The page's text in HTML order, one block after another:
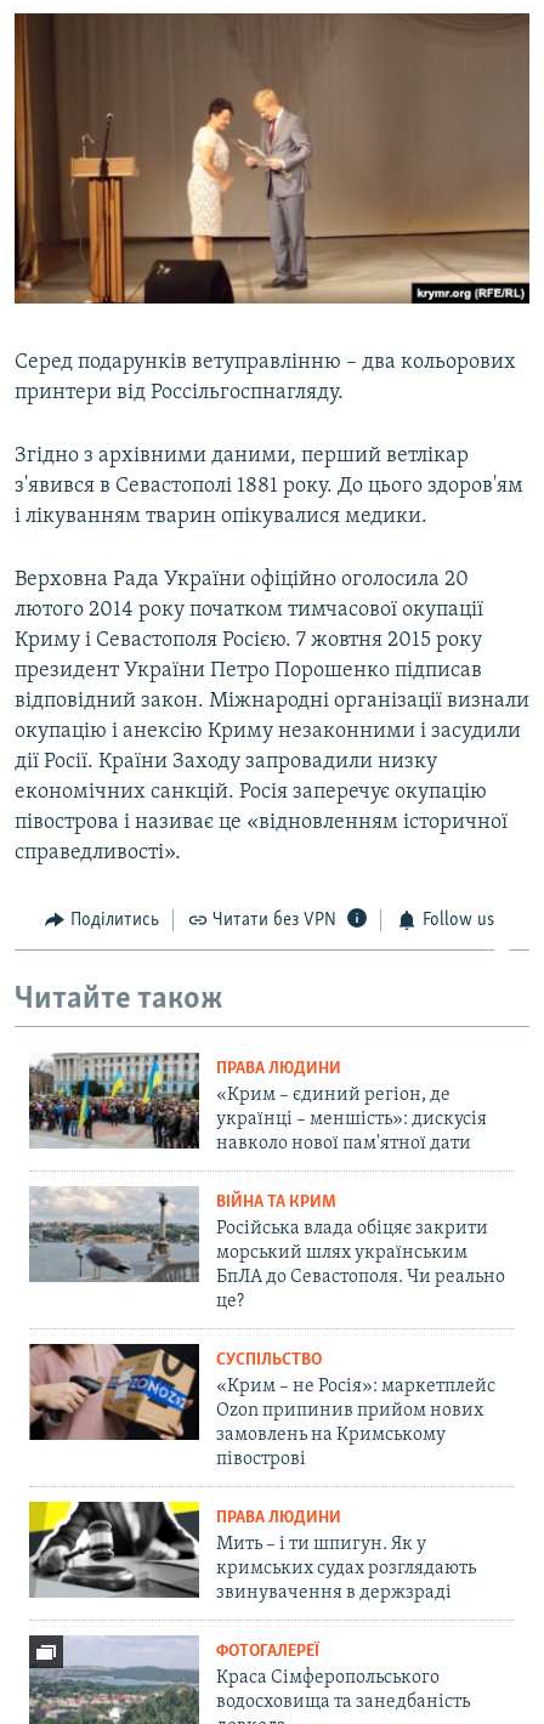
Серед подарунків ветуправлінню – два кольорових
принтери від Россільгоспнагляду.
Згідно з архівними даними, перший ветлікар
з'явився в Севастополі 1881 року. До цього здоров'ям
і лікуванням тварин опікувалися медики.
Верховна Рада України офіційно оголосила 20
лютого 2014 року початком тимчасової окупації
Криму і Севастополя Росією. 7 жовтня 2015 року
президент України Петро Порошенко підписав
відповідний закон. Міжнародні організації визнали
окупацію і анексію Криму незаконними і засудили
дії Росії. Країни Заходу запровадили низку
економічних санкцій. Росія заперечує окупацію
півострова і називає це «відновленням історичної
справедливості».
Поділитись Читати без VPN Follow us
Читайте також
ПРАВА ЛЮДИНИ
«Крим – єдиний регіон, де
українці – меншість»: дискусія
навколо нової пам'ятної дати
ВІЙНА ТА КРИМ
Російська влада обіцяє закрити
морський шлях українським
БпЛА до Севастополя. Чи реально
це?
СУСПІЛЬСТВО
«Крим – не Росія»: маркетплейс
Ozon припинив прийом нових
замовлень на Кримському
півострові
ПРАВА ЛЮДИНИ
Мить – і ти шпигун. Як у
кримських судах розглядають
звинувачення в держзраді
ФОТОГАЛЕРЕЇ
Краса Сімферопольського
водосховища та занедбаність